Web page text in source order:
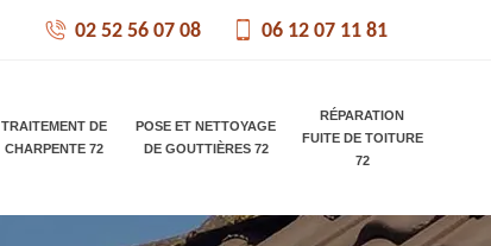
02 52 56 07 08 06 12 07 11 81
TRAITEMENT DE
CHARPENTE 72
POSE ET NETTOYAGE
DE GOUTTIÈRES 72
RÉPARATION
FUITE DE TOITURE
72